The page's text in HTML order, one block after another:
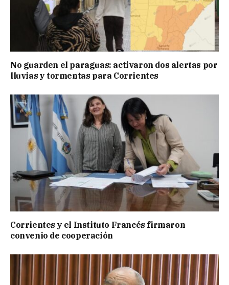
No guarden el paraguas: activaron dos alertas por
lluvias y tormentas para Corrientes
Corrientes y el Instituto Francés firmaron
convenio de cooperación